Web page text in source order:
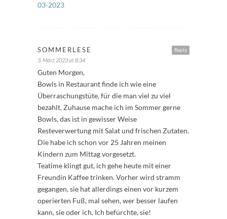
03-2023
Reply
SOMMERLESE
3. März 2023 at 8:34
Guten Morgen,
Bowls in Restaurant finde ich wie eine
Überraschungstüte, für die man viel zu viel
bezahlt. Zuhause mache ich im Sommer gerne
Bowls, das ist in gewisser Weise
Resteverwertung mit Salat und frischen Zutaten.
Die habe ich schon vor 25 Jahren meinen
Kindern zum Mittag vorgesetzt.
Teatime klingt gut, ich gehe heute mit einer
Freundin Kaffee trinken. Vorher wird stramm
gegangen, sie hat allerdings einen vor kurzem
operierten Fuß, mal sehen, wer besser laufen
kann, sie oder ich. Ich befürchte, sie!